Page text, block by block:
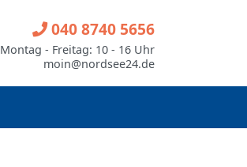
040 8740 5656
Montag - Freitag: 10 - 16 Uhr
moin@nordsee24.de